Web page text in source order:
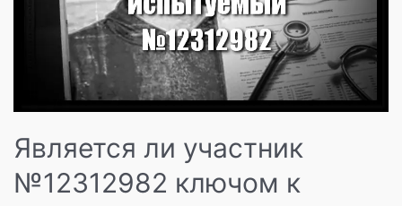
эффектов
младенцев
утверждает,
якобы
доказала
«безопасность»
Является ли участник
№12312982 ключом к